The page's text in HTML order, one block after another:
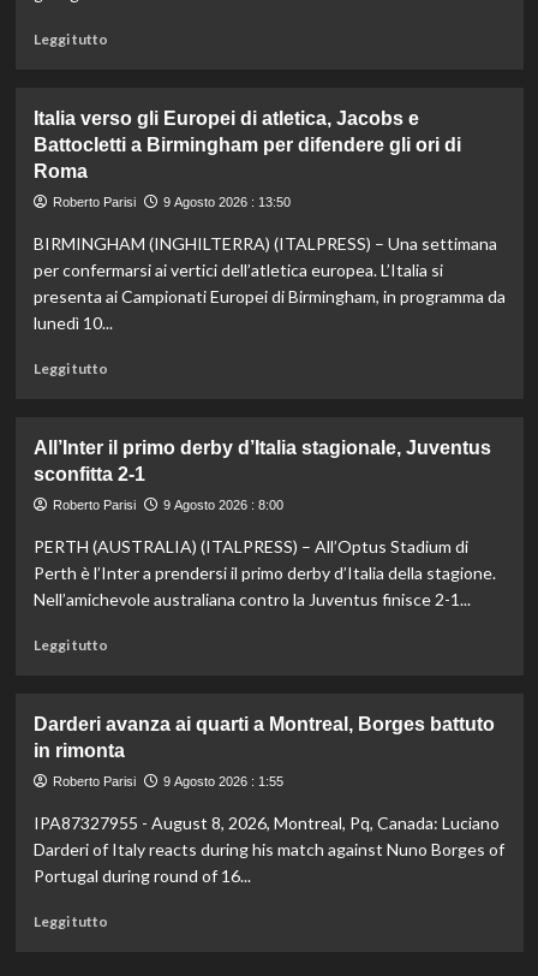
Leggi tuttoLeggi
Sinner
salta
Cincinnati
un
problema
al
ginocchio
destro:
sto
preparazione
per
Us
Open”
Italia verso gli Europei di atletica, Jacobs e
Battocletti a Birmingham per difendere gli ori di
Roma
Roberto Parisi 9 Agosto 2026 : 13:50
BIRMINGHAM (INGHILTERRA) (ITALPRESS) – Una settimana
per confermarsi ai vertici dell’atletica europea. L’Italia si
presenta ai Campionati Europei di Birmingham, in programma da
lunedì 10...
Leggi tuttoLeggi
Italia
verso
gli
di
atletica,
Jacobs
difendere
gli
ori
Roma
All’Inter il primo derby d’Italia stagionale, Juventus
sconfitta 2-1
Roberto Parisi 9 Agosto 2026 : 8:00
PERTH (AUSTRALIA) (ITALPRESS) – All’Optus Stadium di
Perth è l’Inter a prendersi il primo derby d’Italia della stagione.
Nell’amichevole australiana contro la Juventus finisce 2-1...
Leggi tuttoLeggi
All’Inter
il
primo
d’Italia
stagionale,
Juventus
Darderi avanza ai quarti a Montreal, Borges battuto
in rimonta
Roberto Parisi 9 Agosto 2026 : 1:55
IPA87327955 - August 8, 2026, Montreal, Pq, Canada: Luciano
Darderi of Italy reacts during his match against Nuno Borges of
Portugal during round of 16...
Leggi tuttoLeggi